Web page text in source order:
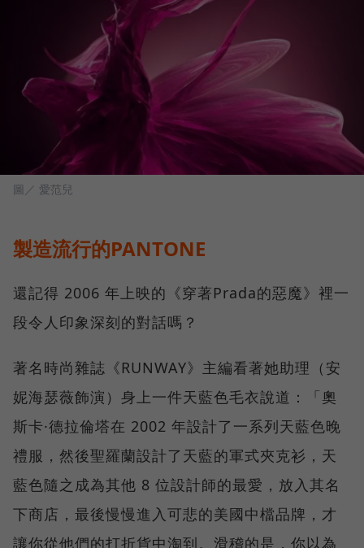
圖／ 愛范兒
製造流行的PANTONE
還記得 2006 年上映的《穿著Prada的惡魔》裡一
段令人印象深刻的對話嗎？
著名時尚雜誌《RUNWAY》主編看著她助理（安
妮海瑟薇飾演）身上一件天藍色毛衣說道：「奧
斯卡·德拉倫塔在 2002 年設計了一系列天藍色晚
禮服，然後聖羅蘭設計了天藍的軍式夾克衫，天
藍色隨之成為其他 8 位設計師的最愛，放入其名
下商店，最後慢慢進入可悲的美國中檔品牌，才
讓你從他們的打折貨中淘到。滑稽的是，你以為